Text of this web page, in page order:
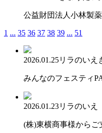
公益財団法人小林製
1 ... 35 36 37 38 39 ... 51
2026.01.25リラのいえ
みんなのフェスティ
2026.01.23リラのいえ
(株)東横商事様から